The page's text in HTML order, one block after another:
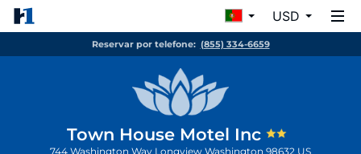
USD
Reservar por telefone: (855) 334-6659
Town House Motel Inc
744 Washington Way Longview Washington 98632 US